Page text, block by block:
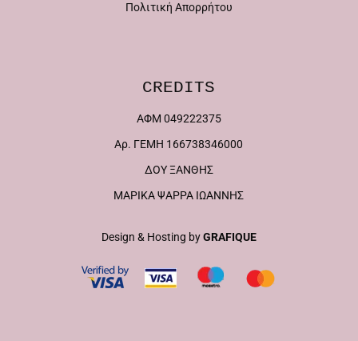
Πολιτική Απορρήτου
CREDITS
ΑΦΜ 049222375
Αρ. ΓΕΜΗ 166738346000
ΔΟΥ ΞΑΝΘΗΣ
ΜΑΡΙΚΑ ΨΑΡΡΑ ΙΩΑΝΝΗΣ
Design & Hosting byGRAFIQUE